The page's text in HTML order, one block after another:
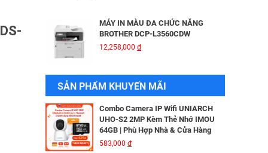
MÁY IN MÀU ĐA CHỨC NĂNG
BROTHER DCP-L3560CDW
12,258,000 đ
MÁY IN BROTHER DCP - B7640DW
MÁY IN BROTHER DCP-B7620DW
5,690,000
SẢN PHẨM KHUYẾN MÃI
425,000đ
Camera IP Wifi 2MP UNIARCH UHO-
Từ Xa | Dễ Lắp Đặt
624,000đ
Combo Camera IP Wifi UNIARCH
UHO-S2 2MP Kèm Thẻ Nhớ IMOU
64GB | Phù Hợp Nhà & Cửa Hàng
583,000 đ